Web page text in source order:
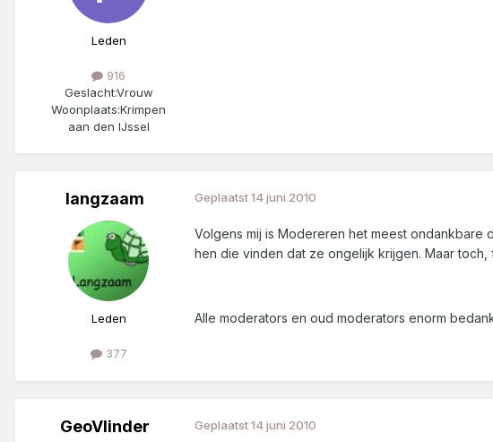
Leden
916
Geslacht:Vrouw
Woonplaats:Krimpen
aan den IJssel
langzaam
Leden
377
Geplaatst14 juni 2010
Volgens mij is Modereren het meest
hen die vinden dat ze ongelijk krijgen. Maar
Alle moderators en oud moderators enorm
GeoVlinder Geplaatst14 juni 2010